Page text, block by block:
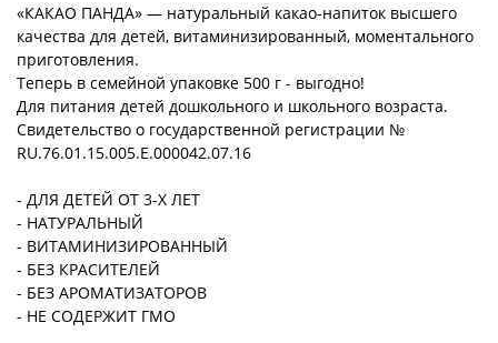
«КАКАО ПАНДА» — натуральный какао-напиток высшего
качества для детей, витаминизированный, моментального
приготовления.
Теперь в семейной упаковке 500 г - выгодно!
Для питания детей дошкольного и школьного возраста.
Свидетельство о государственной регистрации №
RU.76.01.15.005.Е.000042.07.16
- ДЛЯ ДЕТЕЙ ОТ 3-Х ЛЕТ
- НАТУРАЛЬНЫЙ
- ВИТАМИНИЗИРОВАННЫЙ
- БЕЗ КРАСИТЕЛЕЙ
- БЕЗ АРОМАТИЗАТОРОВ
- НЕ СОДЕРЖИТ ГМО